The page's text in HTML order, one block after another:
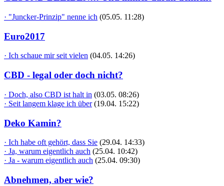
· "Juncker-Prinzip" nenne ich (05.05. 11:28)
Euro2017
· Ich schaue mir seit vielen (04.05. 14:26)
CBD - legal oder doch nicht?
· Doch, also CBD ist halt in (03.05. 08:26)
· Seit langem klage ich über (19.04. 15:22)
Deko Kamin?
· Ich habe oft gehört, dass Sie (29.04. 14:33)
· Ja, warum eigentlich auch (25.04. 10:42)
· Ja - warum eigentlich auch (25.04. 09:30)
Abnehmen, aber wie?